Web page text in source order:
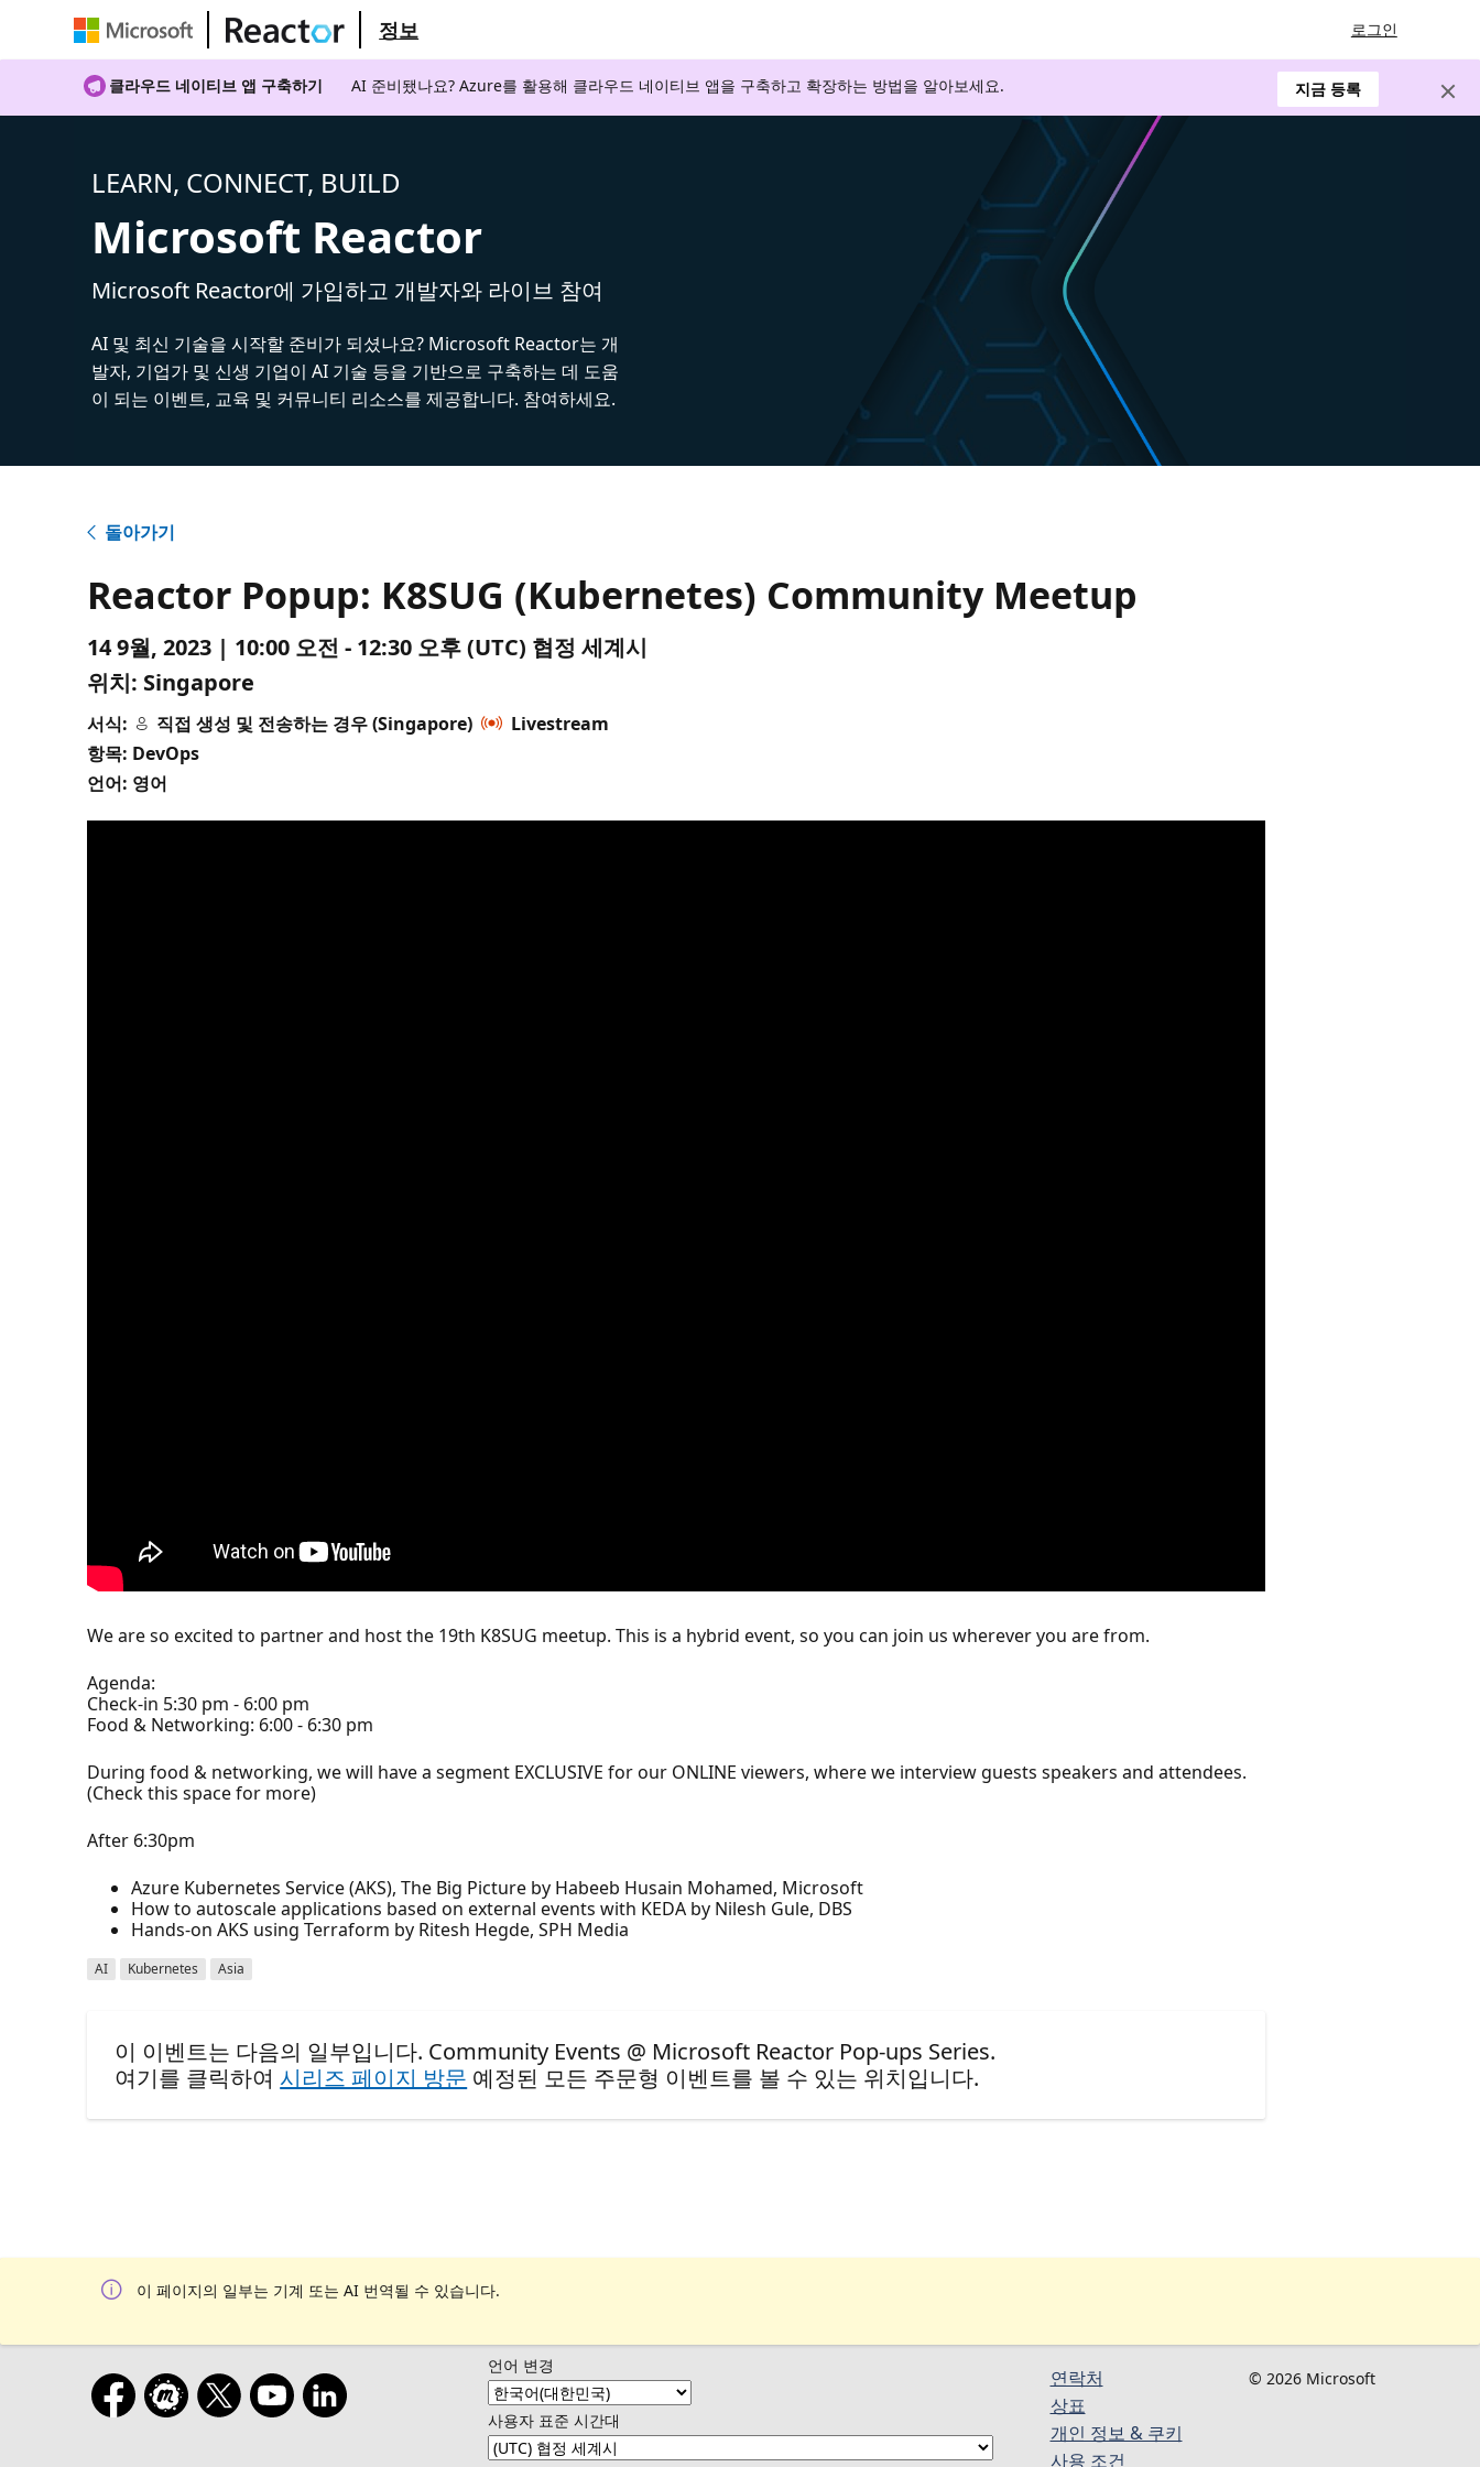
정보 로그인
클라우드 네이티브 앱 구축하기 AI 준비됐나요? Azure를 활용해 클라우드 네이티브 앱을 구축하고 확장하는 방법을 알아보세요. 지금 등록
LEARN, CONNECT, BUILD
Microsoft Reactor
Microsoft Reactor에 가입하고 개발자와 라이브 참여
AI 및 최신 기술을 시작할 준비가 되셨나요? Microsoft Reactor는 개
발자, 기업가 및 신생 기업이 AI 기술 등을 기반으로 구축하는 데 도움
이 되는 이벤트, 교육 및 커뮤니티 리소스를 제공합니다. 참여하세요.
돌아가기
Reactor Popup: K8SUG (Kubernetes) Community Meetup
14 9월, 2023 | 10:00 오전 - 12:30 오후 (UTC) 협정 세계시
위치: Singapore
서식: 직접 생성 및 전송하는 경우 (Singapore)
Livestream
항목: DevOps
언어: 영어
We are so excited to partner and host the 19th K8SUG meetup. This is a hybrid event, so you can join us wherever you are from.
Agenda:
Check-in 5:30 pm - 6:00 pm
Food & Networking: 6:00 - 6:30 pm
During food & networking, we will have a segment EXCLUSIVE for our ONLINE viewers, where we interview guests speakers and attendees.
(Check this space for more)
After 6:30pm
Azure Kubernetes Service (AKS), The Big Picture by Habeeb Husain Mohamed, Microsoft
How to autoscale applications based on external events with KEDA by Nilesh Gule, DBS
Hands-on AKS using Terraform by Ritesh Hegde, SPH Media
AI Kubernetes Asia
이 이벤트는 다음의 일부입니다. Community Events @ Microsoft Reactor Pop-ups Series.
여기를 클릭하여 시리즈 페이지 방문 예정된 모든 주문형 이벤트를 볼 수 있는 위치입니다.
이 페이지의 일부는 기계 또는 AI 번역될 수 있습니다.
언어 변경
사용자 표준 시간대
연락처
상표
개인 정보 & 쿠키
사용 조건
© 2026 Microsoft